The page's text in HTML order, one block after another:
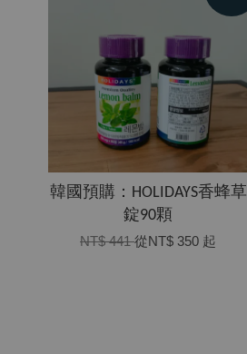
韓國預購：HOLIDAYS香蜂草
錠90顆
NT$ 441從NT$ 350 起